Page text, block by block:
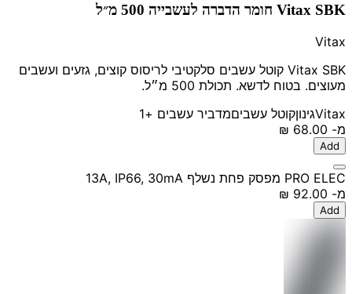
Vitax SBK חומר הדברה לעשבייה 500 מ״ל
Vitax
Vitax SBK קוטל עשבים סלקטיבי לריסוס קוצים, גזעים ועשבים
מעוצים. בטוח לדשא. תכולת 500 מ״ל.
Vitaxגינוןקוטל עשביםמדביר עשבים +1
מ-
Add
PRO ELEC מפסק פחת נשלף 13A, IP66, 30mA
מ-
Add